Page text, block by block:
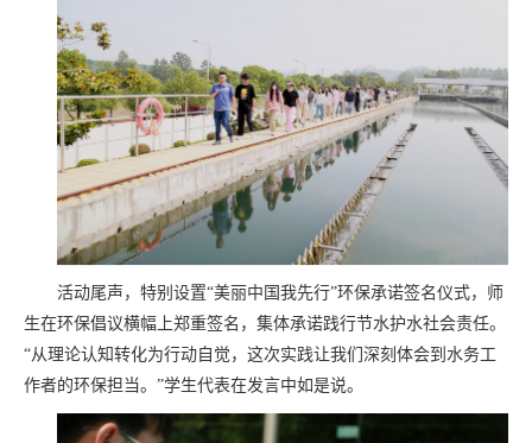
活动尾声，特别设置“美丽中国我先行”环保承诺签名仪式，师
生在环保倡议横幅上郑重签名，集体承诺践行节水护水社会责任。
“从理论认知转化为行动自觉，这次实践让我们深刻体会到水务工
作者的环保担当。”学生代表在发言中如是说。